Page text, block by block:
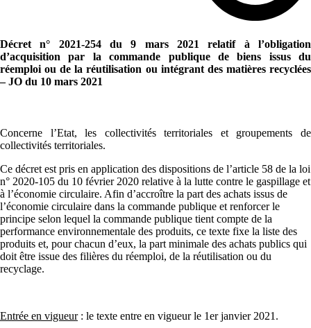
Décret n° 2021-254 du 9 mars 2021 relatif à l’obligation
d’acquisition par la commande publique de biens issus du
réemploi ou de la réutilisation ou intégrant des matières recyclées
– JO du 10 mars 2021
Concerne l’Etat, les collectivités territoriales et groupements de
collectivités territoriales.
Ce décret est pris en application des dispositions de l’article 58 de la loi
n° 2020-105 du 10 février 2020 relative à la lutte contre le gaspillage et
à l’économie circulaire. Afin d’accroître la part des achats issus de
l’économie circulaire dans la commande publique et renforcer le
principe selon lequel la commande publique tient compte de la
performance environnementale des produits, ce texte fixe la liste des
produits et, pour chacun d’eux, la part minimale des achats publics qui
doit être issue des filières du réemploi, de la réutilisation ou du
recyclage.
Entrée en vigueur: le texte entre en vigueur le 1er janvier 2021.